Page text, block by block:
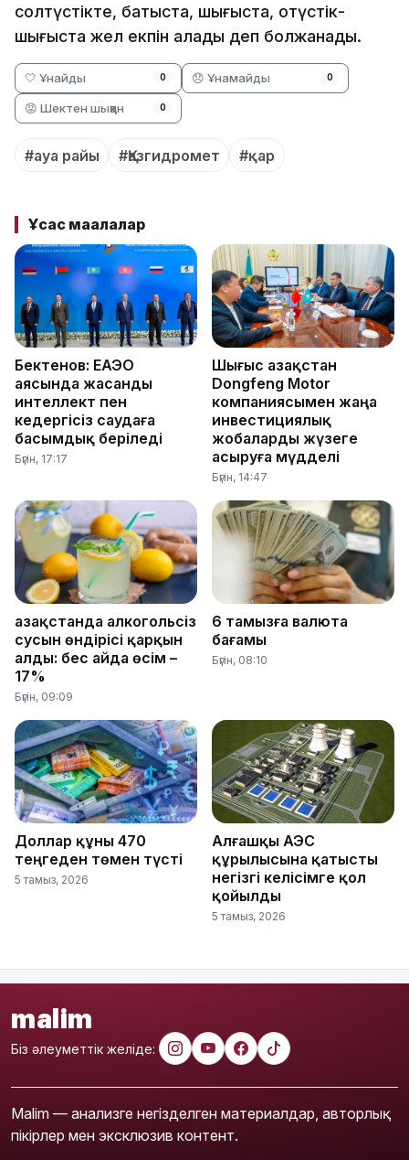
солтүстікте, батыста, шығыста, оңтүстік-
шығыста жел екпін алады деп болжанады.
🤍 Ұнайды 0 😞 Ұнамайды 0
😡 Шектен шыққан 0
#ауа райы #Қазгидромет #қар
Ұқсас мақалалар
Бектенов: ЕАЭО
аясында жасанды
интеллект пен
кедергісіз саудаға
басымдық беріледі
Бүгін, 17:17
Шығыс Қазақстан
Dongfeng Motor
компаниясымен жаңа
инвестициялық
жобаларды жүзеге
асыруға мүдделі
Бүгін, 14:47
Қазақстанда алкогольсіз
сусын өндірісі қарқын
алды: бес айда өсім –
17%
Бүгін, 09:09
6 тамызға валюта
бағамы
Бүгін, 08:10
Доллар құны 470
теңгеден төмен түсті
5 тамыз, 2026
Алғашқы АЭС
құрылысына қатысты
негізгі келісімге қол
қойылды
5 тамыз, 2026
malim
Біз әлеуметтік желіде:
Malim — анализге негізделген материалдар, авторлық
пікірлер мен эксклюзив контент.